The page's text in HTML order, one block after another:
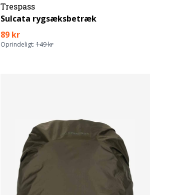
Trespass
Sulcata rygsæksbetræk
89 kr
Oprindeligt:149 kr